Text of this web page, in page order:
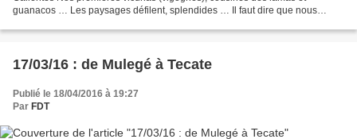
guanacos … Les paysages défilent, splendides … Il faut dire que nous
17/03/16 : de Mulegé à Tecate
Publié le 18/04/2016 à 19:27
Par FDT